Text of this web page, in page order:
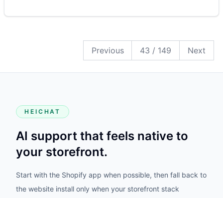
Previous 43 / 149 Next19
20
21
22
23
24
25
26
27
28
29
30
31
32
33
34
35
36
37
38
39
40
41
42
43
44
45
46
47
48
49
50
51
52
53
54
55
56
57
58
59
60
6162
63
64
65
66
67
68
69
70
88
89
90
91
92
93
94
95
96
97
98
99
100
101
102
103
104
105
106
107
108
109
110
111
112
113
114
115
116
117
118
119
120
121
122
123
124
125
126
127
128
129
130
131
132
133
134
135
136
137
138
139
140
141
142
143
144
145
146
147
148
149
HEICHAT
AI support that feels native to
your storefront.
Start with the Shopify app when possible, then fall back to
the website install only when your storefront stack